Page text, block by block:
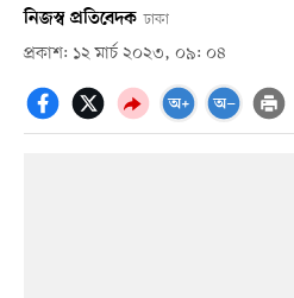
নিজস্ব প্রতিবেদক ঢাকা
প্রকাশ: ১২ মার্চ ২০২৩, ০৯: ০৪